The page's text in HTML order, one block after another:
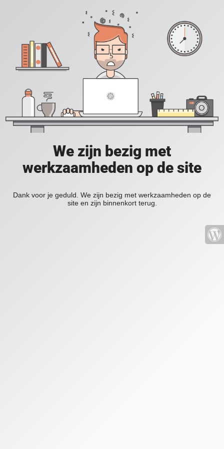
We zijn bezig met
werkzaamheden op de site
Dank voor je geduld. We zijn bezig met werkzaamheden op de
site en zijn binnenkort terug.